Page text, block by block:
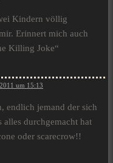
Kindern völlig
Erinnert mich auch
Killing Joke“
um 15:13
endlich jemand der sich
alles durchgemacht hat
oder scarecrow!!